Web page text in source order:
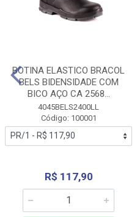
BOTINA ELASTICO BRACOL
BELS BIDENSIDADE COM
BICO AÇO CA 2568...
4045BELS2400LL
Código: 100001
R$ 117,90